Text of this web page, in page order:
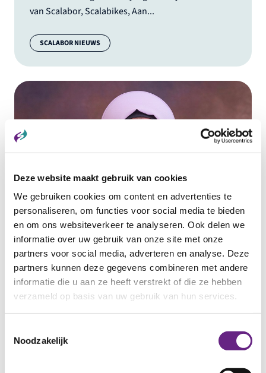
Deze website maakt gebruik van cookies
We gebruiken cookies om content en advertenties te
personaliseren, om functies voor social media te bieden
en om ons websiteverkeer te analyseren. Ook delen we
informatie over uw gebruik van onze site met onze
partners voor social media, adverteren en analyse. Deze
partners kunnen deze gegevens combineren met andere
informatie die u aan ze heeft verstrekt of die ze hebben
verzameld op basis van uw gebruik van hun services.
Noodzakelijk
van Scalabor, Scalabikes, Aan...
Categorie:
SCALABOR NIEUWS
Maak kennis met Samar
Samar Alkhaled is een krachtige en vastberaden
vrouw met een indrukwekkend verhaal....